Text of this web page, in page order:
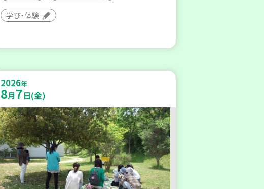
学び・体験
2026年
8月7日(金)